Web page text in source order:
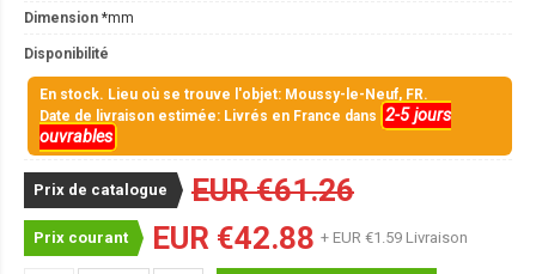
Dimension *mm
Disponibilité
En stock. Lieu où se trouve l'objet: Moussy-le-Neuf, FR.
Date de livraison estimée: Livrés en France dans 2-5 jours
ouvrables
Prix de catalogue EUR €61.26
Prix courant EUR €42.88 + EUR €1.59 Livraison